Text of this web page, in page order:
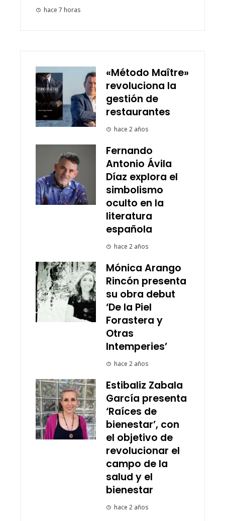
hace 7 horas
«Método Maître»
revoluciona la
gestión de
restaurantes
hace 2 años
Fernando
Antonio Ávila
Díaz explora el
simbolismo
oculto en la
literatura
española
hace 2 años
Mónica Arango
Rincón presenta
su obra debut
‘De la Piel
Forastera y
Otras
Intemperies’
hace 2 años
Estibaliz Zabala
García presenta
‘Raíces de
bienestar’, con
el objetivo de
revolucionar el
campo de la
salud y el
bienestar
hace 2 años